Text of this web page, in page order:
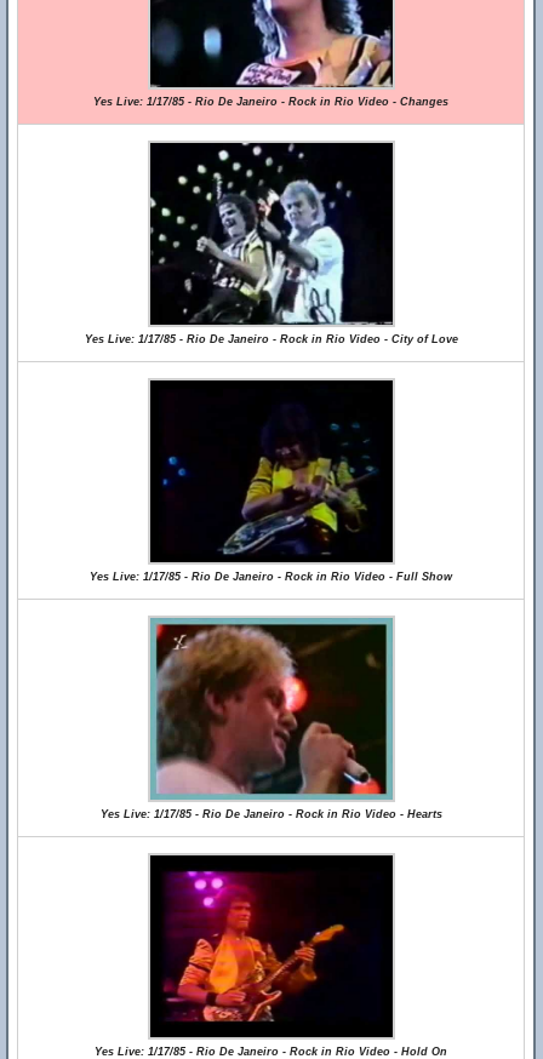
Yes Live: 1/17/85 - Rio De Janeiro - Rock in Rio Video - Changes
Yes Live: 1/17/85 - Rio De Janeiro - Rock in Rio Video - City of Love
Yes Live: 1/17/85 - Rio De Janeiro - Rock in Rio Video - Full Show
Yes Live: 1/17/85 - Rio De Janeiro - Rock in Rio Video - Hearts
Yes Live: 1/17/85 - Rio De Janeiro - Rock in Rio Video - Hold On